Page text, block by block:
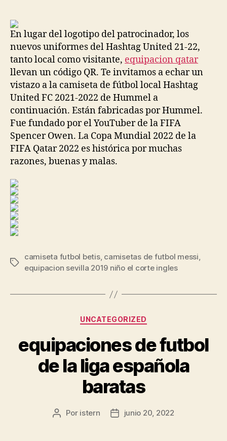
En lugar del logotipo del patrocinador, los
nuevos uniformes del Hashtag United 21-22,
tanto local como visitante, equipacion qatar
llevan un código QR. Te invitamos a echar un
vistazo a la camiseta de fútbol local Hashtag
United FC 2021-2022 de Hummel a
continuación. Están fabricadas por Hummel.
Fue fundado por el YouTuber de la FIFA
Spencer Owen. La Copa Mundial 2022 de la
FIFA Qatar 2022 es histórica por muchas
razones, buenas y malas.
Etiquetas
camiseta futbol betis, camisetas de futbol messi,
equipacion sevilla 2019 niño el corte ingles
Categorías
UNCATEGORIZED
equipaciones de futbol
de la liga española
baratas
Autor
Por istern
Fechajunio 20, 2022